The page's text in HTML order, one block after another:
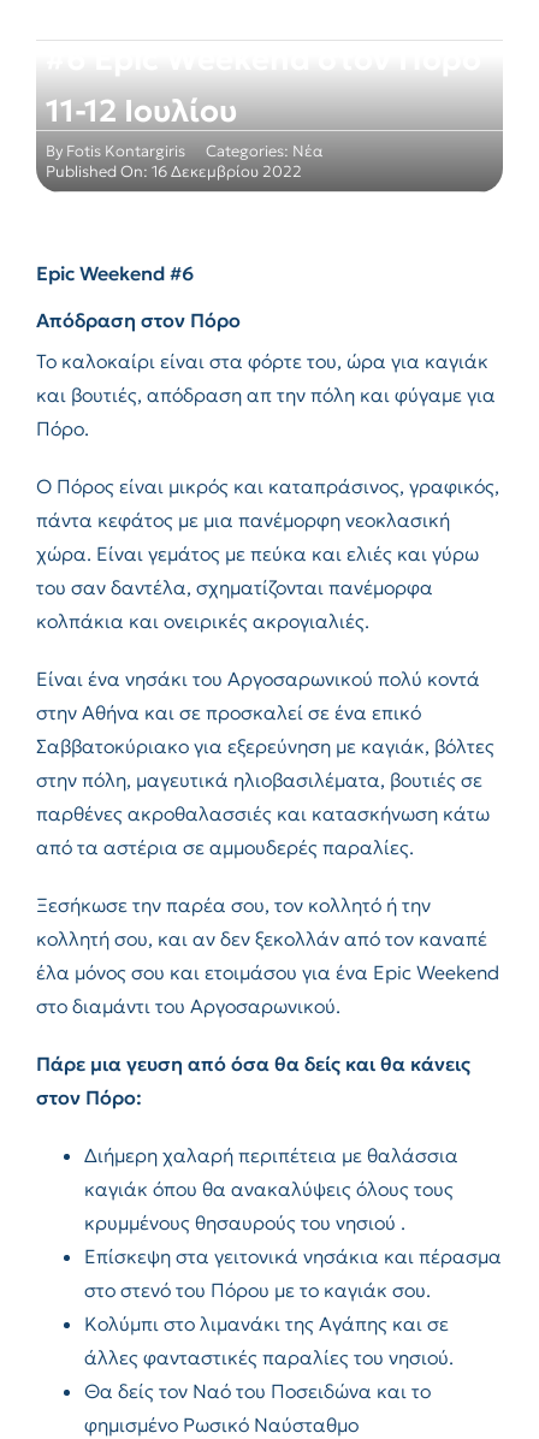
11-12 Ιουλίου
By Fotis Kontargiris Categories: Νέα
Published On: 16 Δεκεμβρίου 2022
Epic Weekend#6
Απόδραση στον Πόρο
Το καλοκαίρι είναι στα φόρτε του, ώρα για καγιάκ
και βουτιές, απόδραση απ την πόλη και φύγαμε για
Πόρο.
Ο Πόρος είναι μικρός και καταπράσινος, γραφικός,
πάντα κεφάτος με μια πανέμορφη νεοκλασική
χώρα. Είναι γεμάτος με πεύκα και ελιές και γύρω
του σαν δαντέλα, σχηματίζονται πανέμορφα
κολπάκια και ονειρικές ακρογιαλιές.
Είναι ένα νησάκι του Αργοσαρωνικού πολύ κοντά
στην Αθήνα και σε προσκαλεί σε ένα επικό
Σαββατοκύριακο για εξερεύνηση με καγιάκ, βόλτες
στην πόλη, μαγευτικά ηλιοβασιλέματα, βουτιές σε
παρθένες ακροθαλασσιές και κατασκήνωση κάτω
από τα αστέρια σε αμμουδερές παραλίες.
Ξεσήκωσε την παρέα σου, τον κολλητό ή την
κολλητή σου, και αν δεν ξεκολλάν από τον καναπέ
έλα μόνος σου και ετοιμάσου για ένα Epic Weekend
στο διαμάντι του Αργοσαρωνικού.
Πάρε μια γευση από όσα θα δείς και θα κάνεις
στον Πόρο:
Διήμερη χαλαρή περιπέτεια με θαλάσσια
καγιάκ όπου θα ανακαλύψεις όλους τους
κρυμμένους θησαυρούς του νησιού .
Eπίσκεψη στα γειτονικά νησάκια και πέρασμα
στο στενό του Πόρου με το καγιάκ σου.
Κολύμπι στο λιμανάκι της Αγάπης και σε
άλλες φανταστικές παραλίες του νησιού.
Θα δείς τον Ναό του Ποσειδώνα και το
φημισμένο Ρωσικό Ναύσταθμο